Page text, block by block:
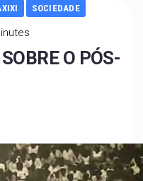
SOCIEDADE
O PÓS-